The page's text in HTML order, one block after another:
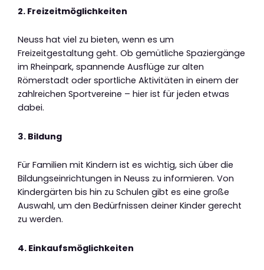
2. Freizeitmöglichkeiten
Neuss hat viel zu bieten, wenn es um
Freizeitgestaltung geht. Ob gemütliche Spaziergänge
im Rheinpark, spannende Ausflüge zur alten
Römerstadt oder sportliche Aktivitäten in einem der
zahlreichen Sportvereine – hier ist für jeden etwas
dabei.
3. Bildung
Für Familien mit Kindern ist es wichtig, sich über die
Bildungseinrichtungen in Neuss zu informieren. Von
Kindergärten bis hin zu Schulen gibt es eine große
Auswahl, um den Bedürfnissen deiner Kinder gerecht
zu werden.
4. Einkaufsmöglichkeiten